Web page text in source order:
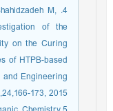
M,
of the
on the Curing
of HTPB-based
and Engineering
173, 2015.